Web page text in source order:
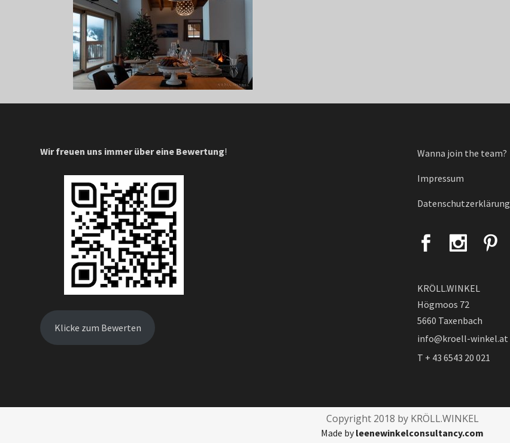
Wir freuen uns immer über eine Bewertung!
Klicke zum Bewerten
Wanna join the team?
Impressum
Datenschutzerklärung
KRÖLL.WINKEL
Högmoos 72
5660 Taxenbach
info@kroell-winkel.at
T + 43 6543 20 021
Copyright 2018 by KRÖLL.WINKEL
Made byleenewinkelconsultancy.com